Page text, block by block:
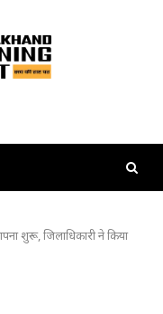
शुरू, जिलाधिकारी ने किया